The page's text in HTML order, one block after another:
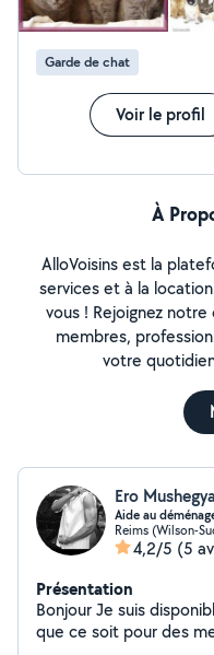
Garde de chat
Voir le profil
À
AlloVoisins est la
services et à la
vous ! Rejoignez
membres,
votre
Ero
Aide au
Reims (Wilson-
4,2/5 (5
Présentation
Bonjour Je suis
que ce soit pour des